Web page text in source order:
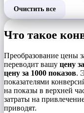
Очистить все
Что такое
Преобразование цены
переводит вашу цену
цену за 1000 показов.
показателями
на показы в верхней
затраты на
приводят.